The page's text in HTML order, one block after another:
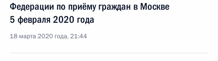
Федерации по приёму граждан в Москве
5 февраля 2020 года
18 марта 2020 года, 21:44